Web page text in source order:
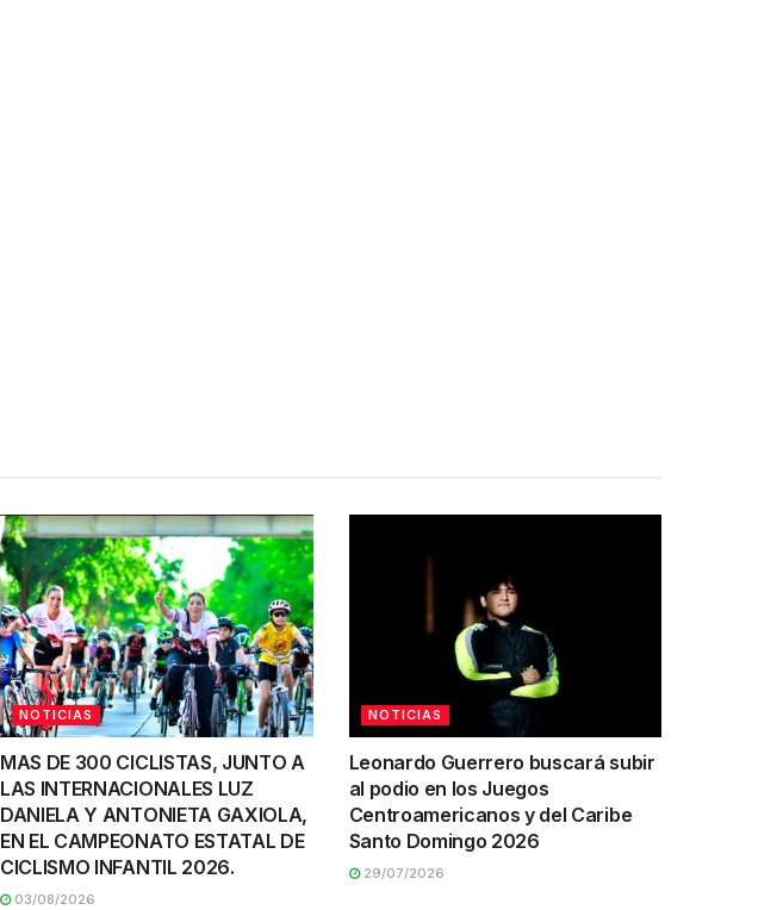
NOTICIAS
MAS DE 300 CICLISTAS, JUNTO A
LAS INTERNACIONALES LUZ
DANIELA Y ANTONIETA GAXIOLA,
EN EL CAMPEONATO ESTATAL DE
CICLISMO INFANTIL 2026.
03/08/2026
NOTICIAS
Leonardo Guerrero buscará subir
al podio en los Juegos
Centroamericanos y del Caribe
Santo Domingo 2026
29/07/2026